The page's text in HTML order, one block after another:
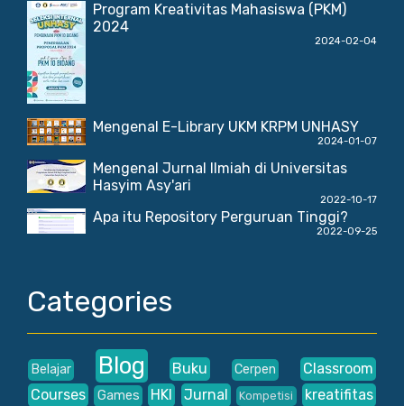
Program Kreativitas Mahasiswa (PKM)
2024
2024-02-04
Mengenal E-Library UKM KRPM UNHASY
2024-01-07
Mengenal Jurnal Ilmiah di Universitas
Hasyim Asy'ari
2022-10-17
Apa itu Repository Perguruan Tinggi?
2022-09-25
Categories
Belajar Blog Buku Cerpen
Classroom
Courses
Games HKI Jurnal Kompetisi kreatifitas